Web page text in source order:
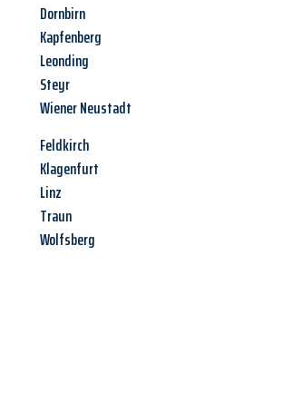
Dornbirn
Kapfenberg
Leonding
Steyr
Wiener Neustadt
Feldkirch
Klagenfurt
Linz
Traun
Wolfsberg